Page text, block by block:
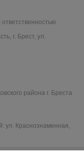
г. Брест, ул.
района г. Бреста
ул. Краснознаменная,